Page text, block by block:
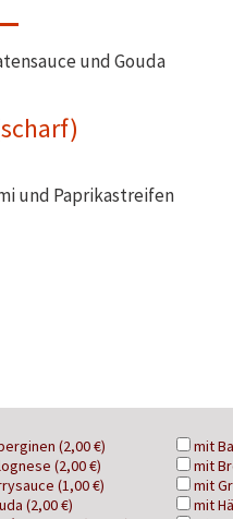
und Gouda
und Paprikastreifen
(2,00 €)
mit
(2,00 €)
mit
(1,00 €)
mit
(2,00 €)
mit